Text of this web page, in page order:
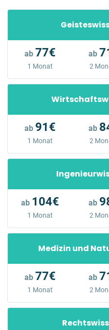
ab 77€
1 Monat
ab
2
ab 91€
1 Monat
ab
2
ab 104€
1 Monat
ab
2
Medizin und
ab 77€
1 Monat
ab
2